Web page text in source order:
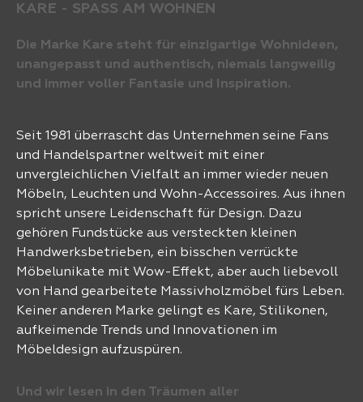
KARE - SPASS AM WOHNEN
Die Marke Kare steht für einzigartige Wohnideen,
unangepasst und authentisch, niemals langweilig
und immer voller Fantasie und Inspiration.
Seit 1981 überrascht das Unternehmen seine Fans
und Handelspartner weltweit mit einer
unvergleichlichen Vielfalt an immer wieder neuen
Möbeln, Leuchten und Wohn-Accessoires. Aus ihnen
spricht unsere Leidenschaft für Design. Dazu
gehören Fundstücke aus versteckten kleinen
Handwerksbetrieben, ein bisschen verrückte
Möbelunikate mit Wow-Effekt, aber auch liebevoll
von Hand gearbeitete Massivholzmöbel fürs Leben.
Keiner anderen Marke gelingt es Kare, Stilikonen,
aufkeimende Trends und Innovationen im
Möbeldesign aufzuspüren.
Und wir lesen in den Träumen aller